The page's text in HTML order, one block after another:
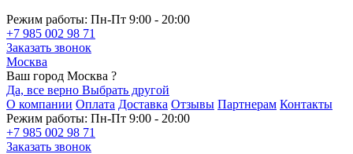
Режим работы: Пн-Пт 9:00 - 20:00
+7 985 002 98 71
Заказать звонок
Москва
Ваш город Москва ?
Да, все верно Выбрать другой
О компании Оплата Доставка Отзывы Партнерам Контакты
Режим работы: Пн-Пт 9:00 - 20:00
+7 985 002 98 71
Заказать звонок